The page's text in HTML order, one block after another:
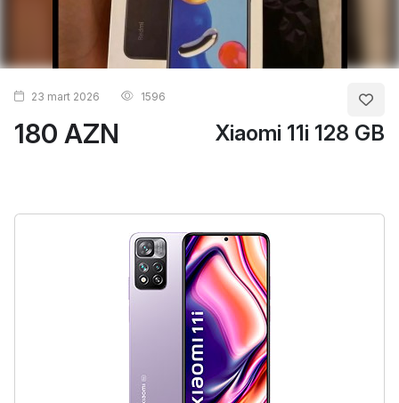
180 AZN Xiaomi 11i 128 GB
23 mart 2026 1596